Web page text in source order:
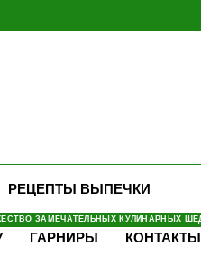
РЕЦЕПТЫ ВЫПЕЧКИ
ЗАМЕЧАТЕЛЬНЫХ КУЛИНАРНЫХ
ГАРНИРЫ КОНТАКТЫ